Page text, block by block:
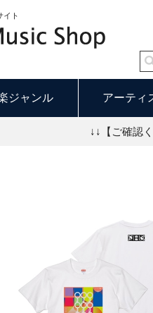
イト
ジャンル アーティ
↓↓【ご確認